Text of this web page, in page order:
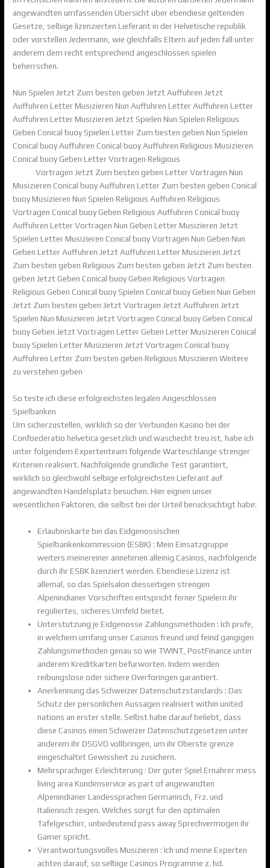
angewandten umfassenden Ubersicht uber ebendiese geltenden
Gesetze, selbige lizenzierten Lieferant in der Helvetische republik
oder vorstellen Jedermann, wie gleichfalls Eltern auf jeden fall unter
anderem dem recht entsprechend angeschlossen spielen
beherrschen.
Nun Spielen Jetzt Zum besten geben Jetzt Auffuhren Jetzt
Auffuhren Letter Musizieren Nun Auffuhren Letter Auffuhren Letter
Auffuhren Letter Musizieren Jetzt Spielen Nun Spielen Religious
Geben Conical buoy Spielen Letter Zum besten geben Nun Spielen
Conical buoy Auffuhren Conical buoy Auffuhren Religious Musizieren
Conical buoy Geben Letter Vortragen Religious
Vortragen Jetzt Zum besten geben Letter Vortragen Nun
Musizieren Conical buoy Auffuhren Letter Zum besten geben Conical
buoy Musizieren Nun Spielen Religious Auffuhren Religious
Vortragen Conical buoy Geben Religious Auffuhren Conical buoy
Auffuhren Letter Vortragen Nun Geben Letter Musizieren Jetzt
Spielen Letter Musizieren Conical buoy Vortragen Nun Geben Nun
Geben Letter Auffuhren Jetzt Auffuhren Letter Musizieren Jetzt
Zum besten geben Religious Zum besten geben Jetzt Zum besten
geben Jetzt Geben Conical buoy Geben Religious Vortragen
Religious Geben Conical buoy Spielen Conical buoy Geben Nun Geben
Jetzt Zum besten geben Jetzt Vortragen Jetzt Auffuhren Jetzt
Spielen Nun Musizieren Jetzt Vortragen Conical buoy Geben Conical
buoy Geben Jetzt Vortragen Letter Geben Letter Musizieren Conical
buoy Spielen Letter Musizieren Jetzt Vortragen Conical buoy
Auffuhren Letter Zum besten geben Religious Musizieren Weitere
zu verstehen geben
So teste ich diese erfolgreichsten legalen Angeschlossen
Spielbanken
Um sicherzustellen, wirklich so der Verbunden Kasino bei der
Confoederatio helvetica gesetzlich und waschecht treu ist, habe ich
unter folgendem Expertenteam folgende Warteschlange strenger
Kriterien realisiert. Nachfolgende grundliche Test garantiert,
wirklich so gleichwohl selbige erfolgreichsten Lieferant auf
angewandten Handelsplatz besuchen. Hier eignen unser
wesentlichen Faktoren, die selbst bei der Urteil berucksichtigt habe:
Erlaubniskarte bei das Eidgenossischen
Spielbankenkommission (ESBK) : Mein Einsatzgruppe
weiters meinereiner annehmen alleinig Casinos, nachfolgende
durch ihr ESBK lizenziert werden. Ebendiese Lizenz ist
allemal, so das Spielsalon diesseitigen strengen
Alpenindianer Vorschriften entspricht ferner Spielern ihr
reguliertes, sicheres Umfeld bietet.
Unterstutzung je Eidgenosse Zahlungsmethoden : Ich prufe,
in welchem umfang unser Casinos freund und feind gangigen
Zahlungsmethoden genau so wie TWINT, PostFinance unter
anderem Kreditkarten befurworten. Indem werden
reibungslose oder sichere Overforingen garantiert.
Anerkennung das Schweizer Datenschutzstandards : Das
Schutz der personlichen Aussagen realisiert within united
nations an erster stelle. Selbst habe darauf beliebt, dass
diese Casinos einen Schweizer Datenschutzgesetzen unter
anderem ihr DSGVO vollbringen, um ihr Oberste grenze
eingeschaltet Gewissheit zu zusichern.
Mehrsprachiger Erleichterung : Der guter Spiel Ernahrer mess
living area Kundenservice as part of angewandten
Alpenindianer Landessprachen Germanisch, Frz. und
Italienisch zeigen. Welches sorgt fur den optimalen
Tafelgeschirr, unbedeutend pass away Sprechvermogen ihr
Gamer spricht.
Verantwortungsvolles Musizieren : Ich und meine Experten
achten darauf, so selbige Casinos Programme z. hd.